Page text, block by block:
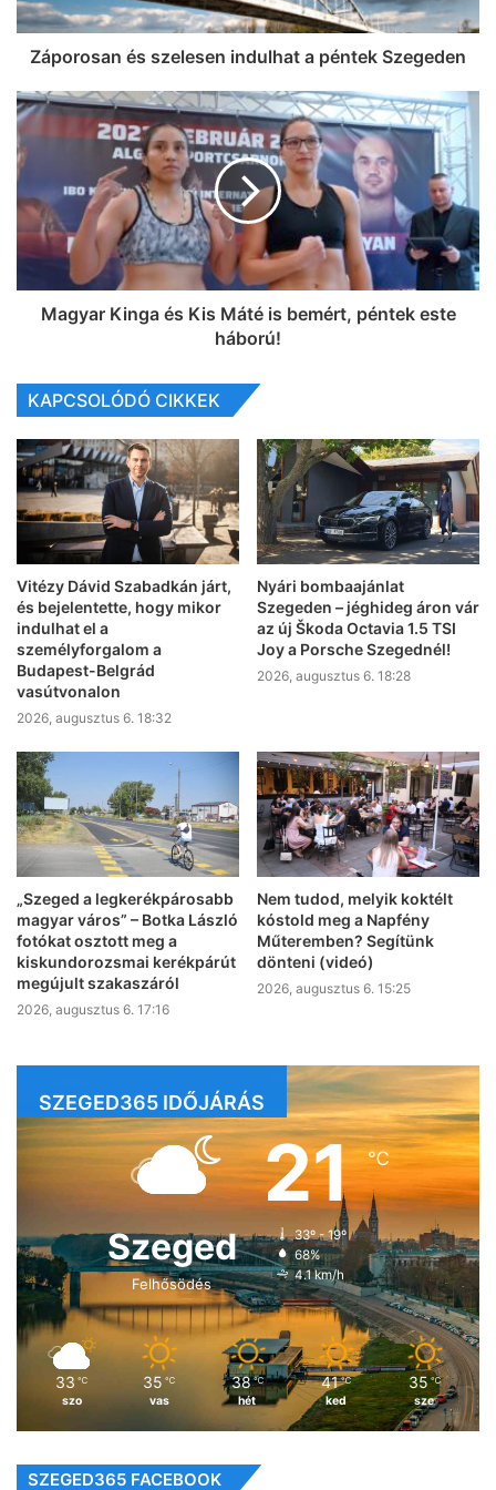
Záporosan és szelesen indulhat a péntek Szegeden
Magyar Kinga és Kis Máté is bemért, péntek este
háború!
KAPCSOLÓDÓ CIKKEK
Vitézy Dávid Szabadkán járt,
és bejelentette, hogy mikor
indulhat el a
személyforgalom a
Budapest-Belgrád
vasútvonalon
2026, augusztus 6. 18:32
Nyári bombaajánlat
Szegeden – jéghideg áron vár
az új Škoda Octavia 1.5 TSI
Joy a Porsche Szegednél!
2026, augusztus 6. 18:28
„Szeged a legkerékpárosabb
magyar város” – Botka László
fotókat osztott meg a
kiskundorozsmai kerékpárút
megújult szakaszáról
2026, augusztus 6. 17:16
Nem tudod, melyik koktélt
kóstold meg a Napfény
Műteremben? Segítünk
dönteni (videó)
2026, augusztus 6. 15:25
SZEGED365 IDŐJÁRÁS
Szeged
Felhősödés
21℃
33º - 19º
68%
4.1 km/h
33 ℃
szo
35 ℃
vas
38 ℃
hét
41 ℃
ked
35 ℃
sze
SZEGED365 FACEBOOK